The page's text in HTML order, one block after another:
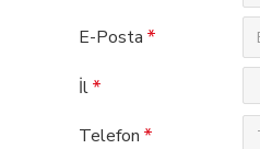
E-Posta
İl
Telefon